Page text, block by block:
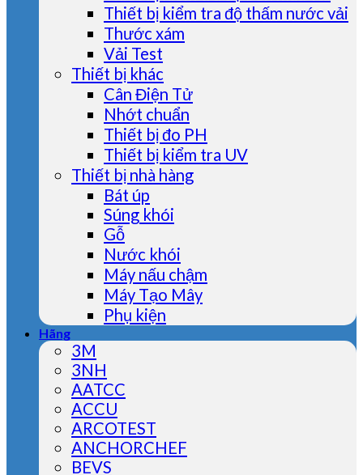
Thiết bị kiểm tra độ thấm nước vải
Thước xám
Vải Test
Thiết bị khác
Cân Điện Tử
Nhớt chuẩn
Thiết bị đo PH
Thiết bị kiểm tra UV
Thiết bị nhà hàng
Bát úp
Súng khói
Gỗ
Nước khói
Máy nấu chậm
Máy Tạo Mây
Phụ kiện
Hãng
3M
3NH
AATCC
ACCU
ARCOTEST
ANCHORCHEF
BEVS